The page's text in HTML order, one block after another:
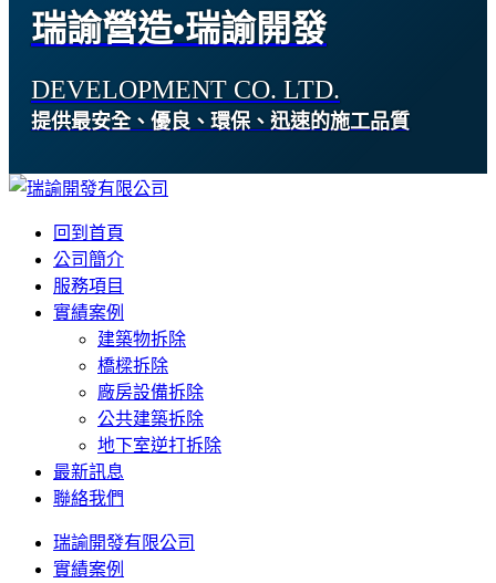
瑞諭營造•瑞諭開發
DEVELOPMENT CO. LTD.
提供最安全、優良、環保、迅速的施工品質
回到首頁
公司簡介
服務項目
實績案例
建築物拆除
橋樑拆除
廠房設備拆除
公共建築拆除
地下室逆打拆除
最新訊息
聯絡我們
瑞諭開發有限公司
實績案例